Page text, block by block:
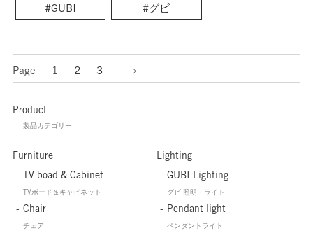
#GUBI #グビ
Page 1 2 3
Product
製品カテゴリー
Furniture
TV boad & Cabinet
TVボード＆キャビネット
Chair
チェア
Lighting
GUBI Lighting
グビ 照明・ライト
Pendant light
ペンダントライト